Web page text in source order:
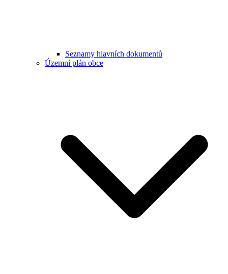
Seznamy hlavních dokumentů
Územní plán obce